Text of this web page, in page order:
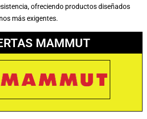
ofreciendo productos diseñados
más exigentes.
MAMMUT